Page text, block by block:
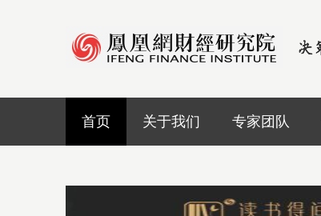
首页 关于我们 专家团队